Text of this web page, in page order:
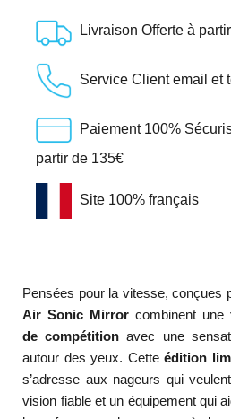
Livraison Offerte à
Service Client email et
Paiement 100%
partir de 135€
Site 100% français
Pensées pour la vitesse, conçues
Air Sonic Mirror combinent une
de compétition avec une
autour des yeux. Cetteédition
s’adresse aux nageurs qui
vision fiable et un équipement qui